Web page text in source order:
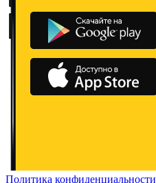
Политика конфиденциальности